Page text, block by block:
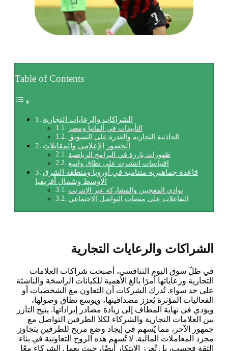
Table of Contents
الشراكات والرعايات التجارية
التأييدات في ألمانيا ومصر
الجاذبية التجارية والقدرة على التسويق
الحضور الإعلامي والمقابلات
ظهورات بارزة في البرامج الرياضية
اقتباسات انتشرت على نطاق واسع
قاعدة جماهيرية متنامية في أوروبا ومنطقة الشرق
الأوسط وشمال أفريقيا
نوادي المعجبين والمشاركة عبر الإنترنت
التفاعلات على منصات التواصل الاجتماعي
الشراكات والرعايات التجارية
في ظلّ سوق اليوم التنافسي، أصبحت شراكات العلامات
التجارية ورعاياتها أمرًا بالغ الأهمية للكيانات الراسخة والناشئة
على حد سواء. تُدرك الشركات أن التعاون مع الشخصيات أو
الفعاليات المؤثرة يُعزز مصداقيتها، ويوسع نطاق وصولها،
ويؤدي في نهاية المطاف إلى زيادة مصادر إيراداتها. يتيح التآزر
بين العلامات التجارية والشركاء لكلا الطرفين التواصل مع
جمهور الآخر، مما يُسهم في إيجاد وضع مربح للطرفين يتجاوز
مجرد المعاملات المالية. لا تُسهم هذه الروح التعاونية في بناء
الثقة فحسب، بل تُعزز الابتكار أيضًا، حيث يعمل الشركاء معًا